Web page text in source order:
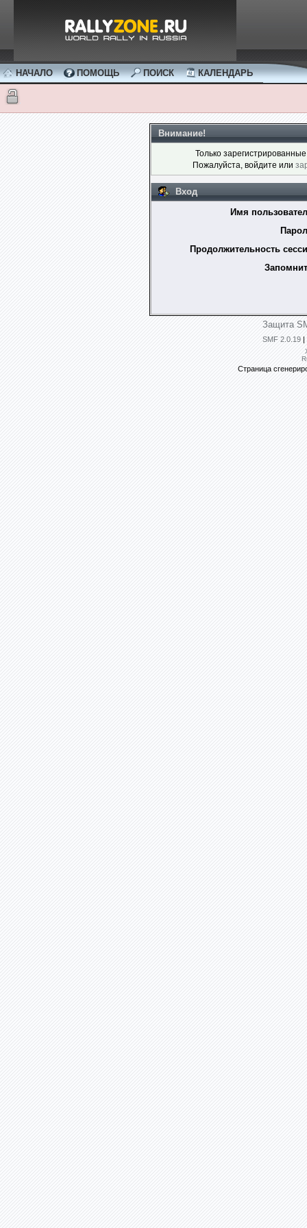
НАЧАЛО ПОМОЩЬ ПОИСК КАЛЕНДАРЬ
Внимание!
Только
Пожалуйста, войдите или
Вход
Имя
Продолжительность
Защита
SMF 2.0.19 |
Страница